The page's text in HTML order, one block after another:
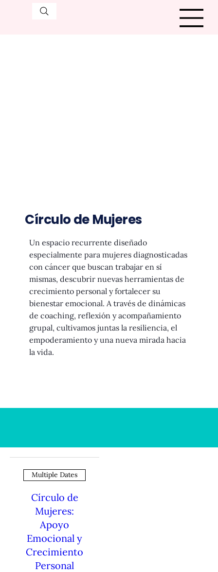
Círculo de Mujeres
Un espacio recurrente diseñado
especialmente para mujeres diagnosticadas
con cáncer que buscan trabajar en sí
mismas, descubrir nuevas herramientas de
crecimiento personal y fortalecer su
bienestar emocional. A través de dinámicas
de coaching, reflexión y acompañamiento
grupal, cultivamos juntas la resiliencia, el
empoderamiento y una nueva mirada hacia
la vida.
Multiple Dates
Círculo de
Mujeres:
Apoyo
Emocional y
Crecimiento
Personal